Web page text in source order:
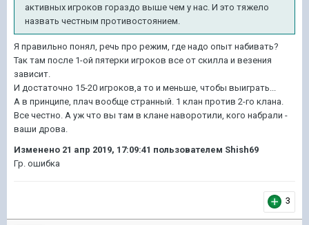
активных игроков гораздо выше чем у нас. И это тяжело
назвать честным противостоянием.
Я правильно понял, речь про режим, где надо опыт набивать?
Так там после 1-ой пятерки игроков все от скилла и везения
зависит.
И достаточно 15-20 игроков,а то и меньше, чтобы выиграть...
А в принципе, плач вообще странный. 1 клан против 2-го клана.
Все честно. А уж что вы там в клане наворотили, кого набрали -
ваши дрова.
Изменено 21 апр 2019, 17:09:41 пользователем Shish69
Гр. ошибка
3